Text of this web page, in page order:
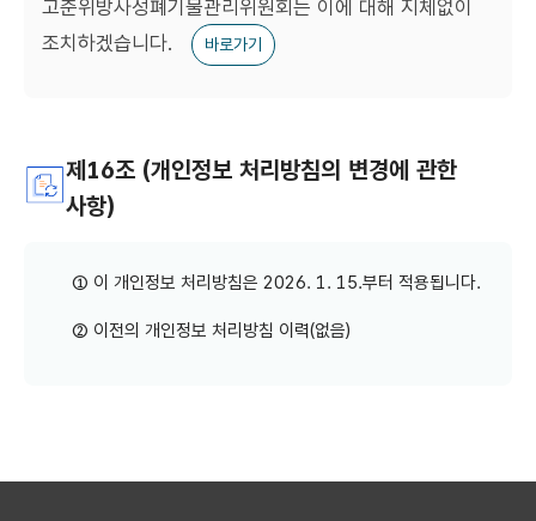
고준위방사성폐기물관리위원회는 이에 대해 지체없이
조치하겠습니다.
바로가기
제16조 (개인정보 처리방침의 변경에 관한
사항)
① 이 개인정보 처리방침은 2026. 1. 15.부터 적용됩니다.
② 이전의 개인정보 처리방침 이력(없음)